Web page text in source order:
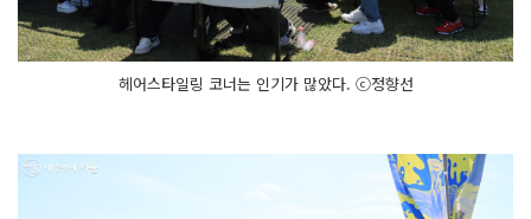
헤어스타일링 코너는 인기가 많았다. ⓒ정향선